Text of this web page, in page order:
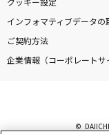
クッキー設定
インフォマティブデータの
ご契約方法
企業情報（コーポレートサ
©